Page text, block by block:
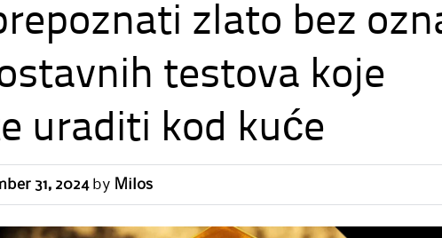
zlato bez
testova koje
uraditi kod kuće
31, 2024by Milos